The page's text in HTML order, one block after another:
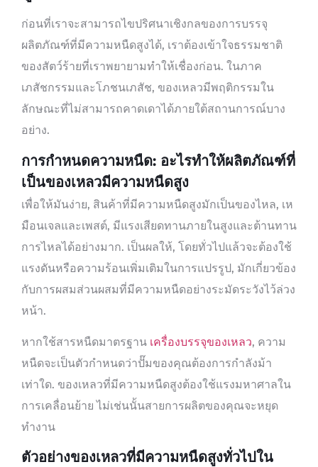
ก่อนที่เราจะสามารถไขปริศนาเชิงกลของการบรรจุ
ผลิตภัณฑ์ที่มีความหนืดสูงได้, เราต้องเข้าใจธรรมชาติ
ของสัตว์ร้ายที่เราพยายามทำให้เชื่องก่อน. ในภาค
เภสัชกรรมและโภชนเภสัช, ของเหลวมีพฤติกรรมใน
ลักษณะที่ไม่สามารถคาดเดาได้ภายใต้สถานการณ์บาง
อย่าง.
การกำหนดความหนืด: อะไรทำให้ผลิตภัณฑ์ที่
เป็นของเหลวมีความหนืดสูง
เพื่อให้มันง่าย, สินค้าที่มีความหนืดสูงมักเป็นของไหล, เห
มือนเจลและเพสต์, มีแรงเสียดทานภายในสูงและต้านทาน
การไหลได้อย่างมาก. เป็นผลให้, โดยทั่วไปแล้วจะต้องใช้
แรงดันหรือความร้อนเพิ่มเติมในการแปรรูป, มักเกี่ยวข้อง
กับการผสมส่วนผสมที่มีความหนืดอย่างระมัดระวังไว้ล่วง
หน้า.
หากใช้สารหนืดมาตรฐาน เครื่องบรรจุของเหลว, ความ
หนืดจะเป็นตัวกำหนดว่าปั๊มของคุณต้องการกำลังม้า
เท่าใด. ของเหลวที่มีความหนืดสูงต้องใช้แรงมหาศาลใน
การเคลื่อนย้าย ไม่เช่นนั้นสายการผลิตของคุณจะหยุด
ทำงาน
ตัวอย่างของเหลวที่มีความหนืดสูงทั่วไปใน